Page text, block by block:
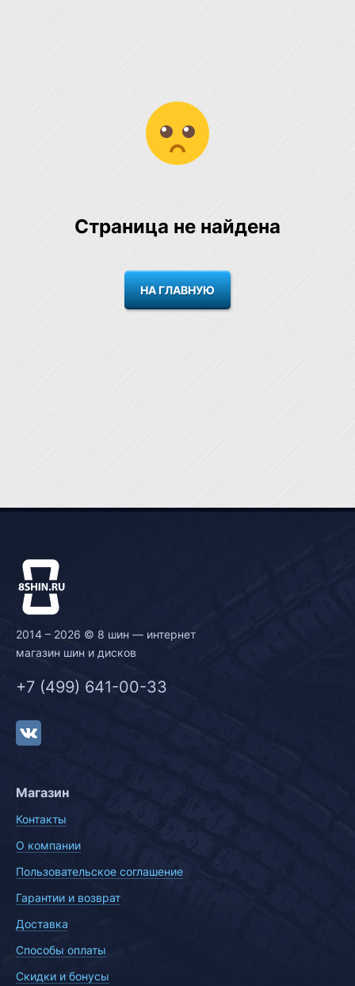
Страница не найдена
НА ГЛАВНУЮ
2014 – 2026 © 8 шин — интернет
магазин шин и дисков
+7 (499) 641-00-33
Магазин
Контакты
О компании
Пользовательское соглашение
Гарантии и возврат
Доставка
Способы оплаты
Скидки и бонусы